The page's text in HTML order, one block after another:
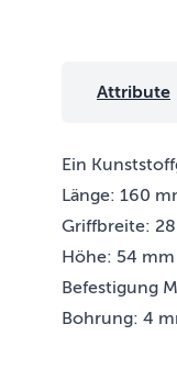
Attribute
Ein
Länge: 160
Griffbreite:
Höhe: 54 mm
Befestigung
Bohrung: 4